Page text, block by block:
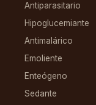
Antiparasitario
Hipoglucemiante
Antimalárico
Emoliente
Enteógeno
Sedante